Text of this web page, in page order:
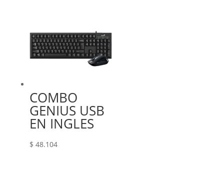
COMBO
GENIUS USB
EN INGLES
$ 48.104